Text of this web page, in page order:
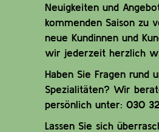
Neuigkeiten und
kommenden Saison zu
neue Kundinnen und
wir jederzeit herzlich
Haben Sie Fragen rund
Spezialitäten? Wir
persönlich unter: 030
Lassen Sie sich